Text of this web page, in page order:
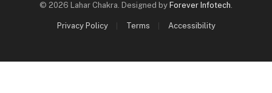
© 2026 Lahar Chakra. Designed by Forever Infotech.
Privacy Policy Terms Accessibility